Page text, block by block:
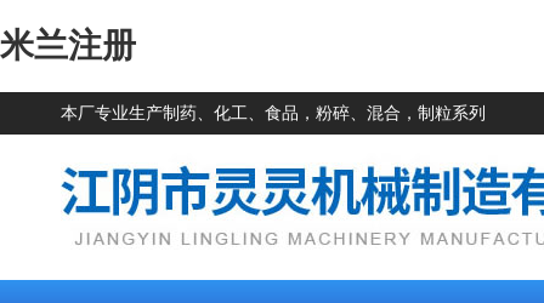
米兰注册
本厂专业生产制药、化工、食品，粉碎、混合，制粒系列